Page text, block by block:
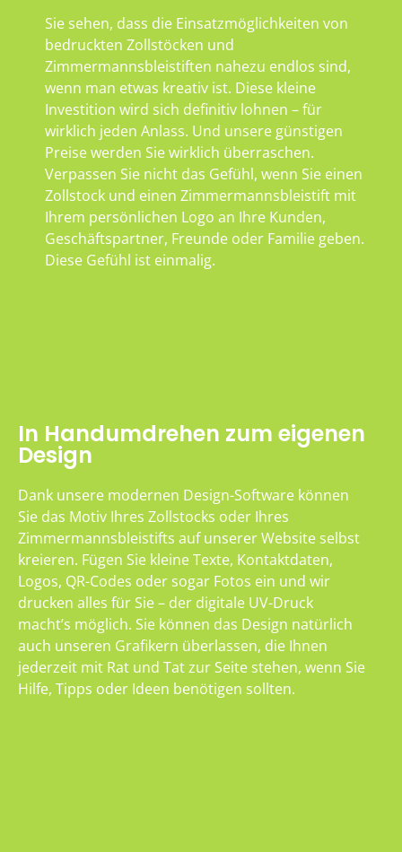
Sie sehen, dass die Einsatzmöglichkeiten von
bedruckten Zollstöcken und
Zimmermannsbleistiften nahezu endlos sind,
wenn man etwas kreativ ist. Diese kleine
Investition wird sich definitiv lohnen – für
wirklich jeden Anlass. Und unsere günstigen
Preise werden Sie wirklich überraschen.
Verpassen Sie nicht das Gefühl, wenn Sie einen
Zollstock und einen Zimmermannsbleistift mit
Ihrem persönlichen Logo an Ihre Kunden,
Geschäftspartner, Freunde oder Familie geben.
Diese Gefühl ist einmalig.
In Handumdrehen zum eigenen
Design
Dank unsere modernen Design-Software können
Sie das Motiv Ihres Zollstocks oder Ihres
Zimmermannsbleistifts auf unserer Website selbst
kreieren. Fügen Sie kleine Texte, Kontaktdaten,
Logos, QR-Codes oder sogar Fotos ein und wir
drucken alles für Sie – der digitale UV-Druck
macht’s möglich. Sie können das Design natürlich
auch unseren Grafikern überlassen, die Ihnen
jederzeit mit Rat und Tat zur Seite stehen, wenn Sie
Hilfe, Tipps oder Ideen benötigen sollten.